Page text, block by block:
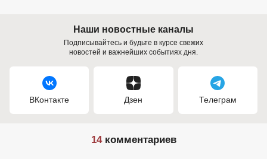
Наши новостные каналы
Подписывайтесь и будьте в курсе свежих
новостей и важнейших событиях дня.
ВКонтакте Дзен Телеграм
14комментариев